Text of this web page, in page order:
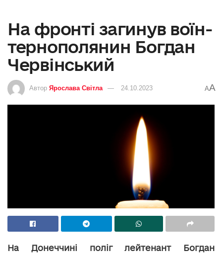
На фронті загинув воїн-
тернополянин Богдан
Червінський
Автор Ярослава Світла 24.10.2023 AA
На Донеччині поліг лейтенант Богдан